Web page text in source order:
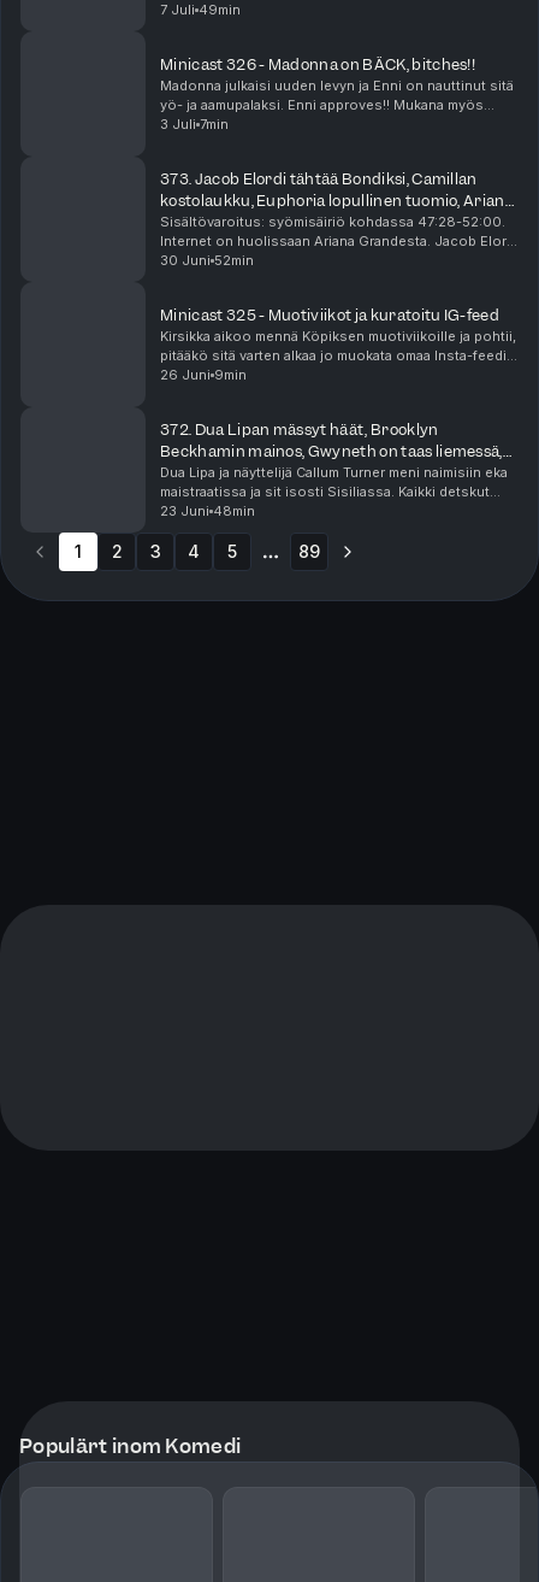
ihmisen megabileet prinsessalinnassa? Taylorin häät
7 Juli 49min
Minicast 326 - Madonna on BÄCK, bitches!!
Madonna julkaisi uuden levyn ja Enni on nauttinut sitä
yö- ja aamupalaksi. Enni approves!! Mukana myös
hyviä Madonna-detskuja Voguen haastattelusta.
3 Juli 7min
373. Jacob Elordi tähtää Bondiksi, Camillan
kostolaukku, Euphoria lopullinen tuomio, Ariana
Granden bänksit
Sisältövaroitus: syömisäiriö kohdassa 47:28-52:00.
Internet on huolissaan Ariana Grandesta. Jacob Elordi
on vahva ehdokas seuraavaksi James Bondiksi, ja
30 Juni 52min
Minicast 325 - Muotiviikot ja kuratoitu IG-feed
Kirsikka aikoo mennä Köpiksen muotiviikoille ja pohtii,
pitääkö sitä varten alkaa jo muokata omaa Insta-feediä
coolimmaksi. Raya on jättänyt syvät traumat! Minicast
26 Juni 9min
372. Dua Lipan mässyt häät, Brooklyn
Beckhamin mainos, Gwyneth on taas liemessä,
Yoni-pimppimuna
Dua Lipa ja näyttelijä Callum Turner meni naimisiin eka
maistraatissa ja sit isosti Sisiliassa. Kaikki detskut
häistä kiinnostaa! Lukuisat asut, menut ja vieraslista.
Beckhamin perheen musta lammas, e...
23 Juni 48min
1 2 3 4 5 89
Populärt inom Komedi